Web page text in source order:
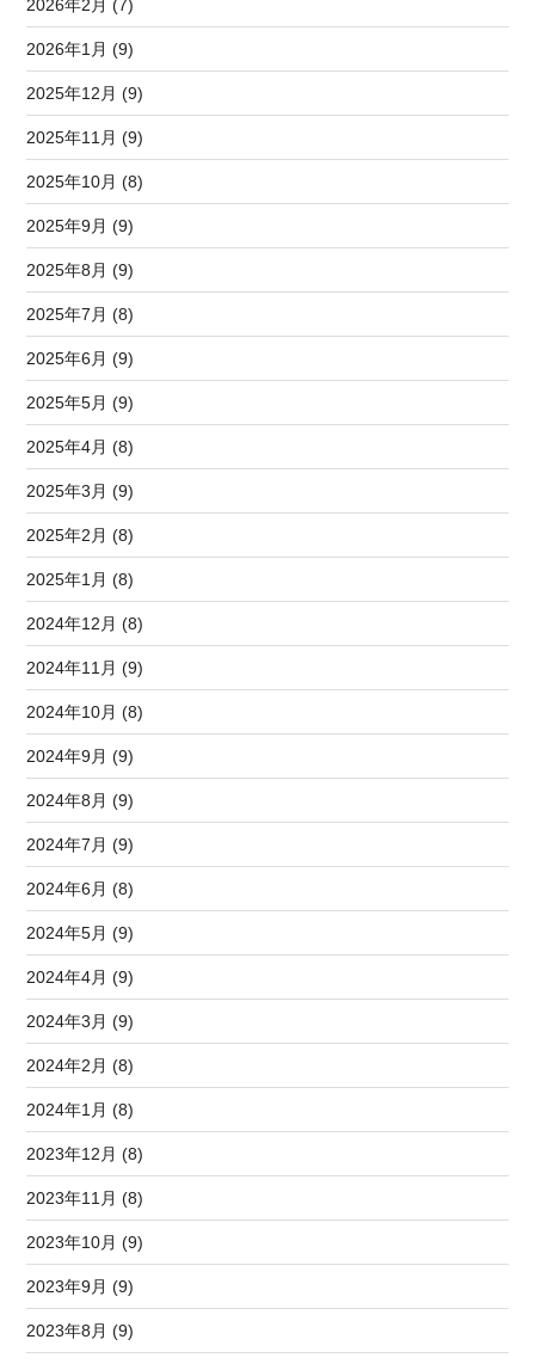
2026年2月 (7)
2026年1月 (9)
2025年12月 (9)
2025年11月 (9)
2025年10月 (8)
2025年9月 (9)
2025年8月 (9)
2025年7月 (8)
2025年6月 (9)
2025年5月 (9)
2025年4月 (8)
2025年3月 (9)
2025年2月 (8)
2025年1月 (8)
2024年12月 (8)
2024年11月 (9)
2024年10月 (8)
2024年9月 (9)
2024年8月 (9)
2024年7月 (9)
2024年6月 (8)
2024年5月 (9)
2024年4月 (9)
2024年3月 (9)
2024年2月 (8)
2024年1月 (8)
2023年12月 (8)
2023年11月 (8)
2023年10月 (9)
2023年9月 (9)
2023年8月 (9)